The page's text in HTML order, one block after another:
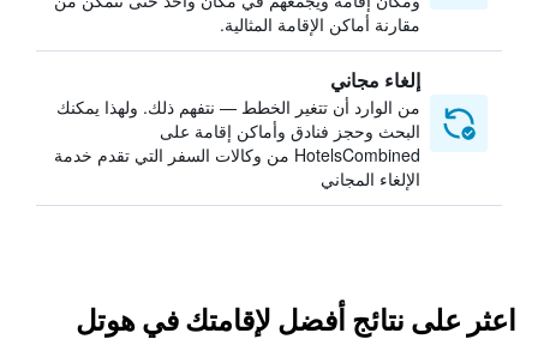
مقارنة أماكن الإقامة المثالية.
إلغاء مجاني
من الوارد أن تتغير الخطط — نتفهم ذلك. ولهذا يمكنك
البحث وحجز فنادق وأماكن إقامة على
HotelsCombined من وكالات السفر التي تقدم خدمة
الإلغاء المجاني
اعثر على نتائج أفضل لإقامتك في هوتل